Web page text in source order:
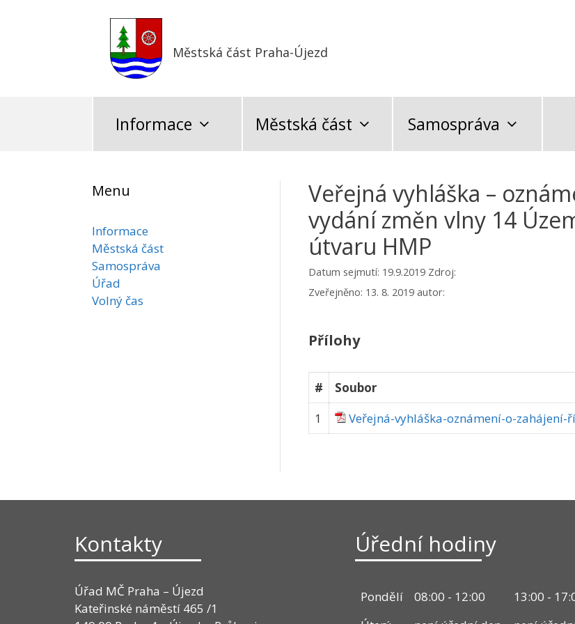
Městská část Praha-Újezd
Informace Městská část Samospráva
Veřejná vyhláška –
vydání změn vlny 14
útvaru HMP
Datum sejmutí: 19.9.2019 Zdroj:
Zveřejněno: 13. 8. 2019 autor:
Přílohy
# Soubor
1
Veřejná-vyhláška-oznámení-o-
Menu
Informace
Městská část
Samospráva
Úřad
Volný čas
Kontakty
Úřad MČ Praha – Újezd
Kateřinské náměstí 465 /1
Úřední hodiny
Pondělí 08:00 - 12:00
13:00 -